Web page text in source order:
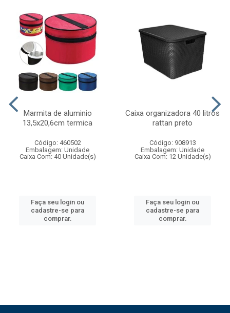
Marmita de aluminio
13,5x20,6cm termica
Código: 460502
Embalagem: Unidade
Caixa Com: 40 Unidade(s)
Faça seu login ou
cadastre-se para
comprar.
Caixa organizadora 40 litros
rattan preto
Código: 908913
Embalagem: Unidade
Caixa Com: 12 Unidade(s)
Faça seu login ou
cadastre-se para
comprar.